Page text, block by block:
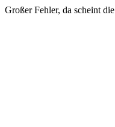
Großer Fehler, da scheint